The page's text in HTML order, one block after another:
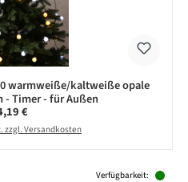
warmweiße/kaltweiße opale
- Timer - für Außen
Preis:
€
zzgl. Versandkosten
Verfügbarkeit: